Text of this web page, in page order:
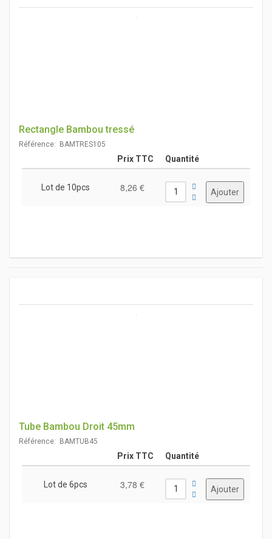
Rectangle Bambou tressé
Référence: BAMTRES105
Prix TTC Quantité
Lot de 10pcs 8,26 €
Tube Bambou Droit 45mm
Référence: BAMTUB45
Prix TTC Quantité
Lot de 6pcs 3,78 €